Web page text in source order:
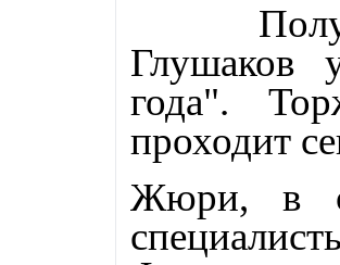
Глушаков
года".
проходит
Жюри, в